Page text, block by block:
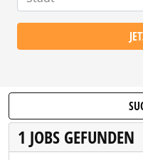
1 JOBS GEFUNDEN